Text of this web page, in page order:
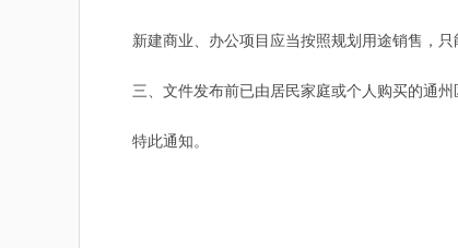
新建商业、办公项目应当按照规划用途销售，只
三、文件发布前已由居民家庭或个人购买的通州
特此通知。